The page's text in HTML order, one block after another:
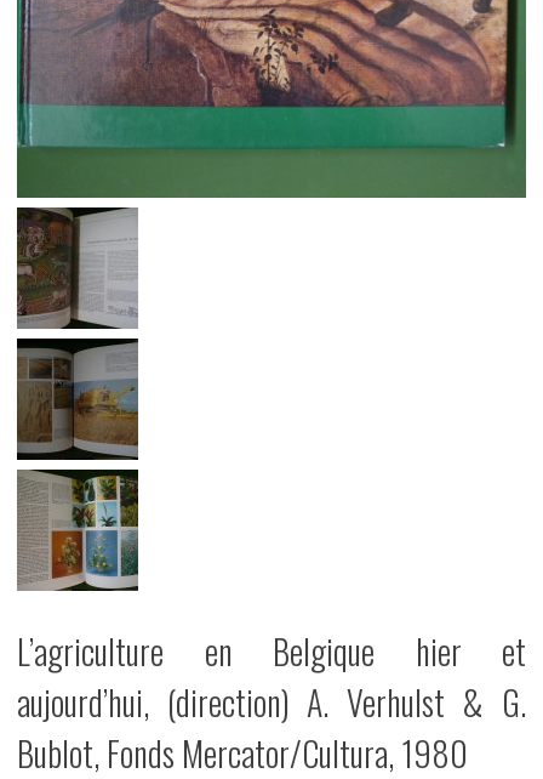
L’agriculture en Belgique hier et
aujourd’hui, (direction) A. Verhulst & G.
Bublot, Fonds Mercator/Cultura, 1980